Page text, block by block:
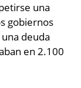
una
gobiernos
deuda
en 2.100